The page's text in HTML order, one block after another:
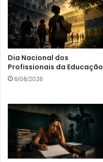
Dia Nacional dos
Profissionais da Educação
6/08/2026